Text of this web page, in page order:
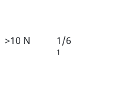
>10 N 1/6
1